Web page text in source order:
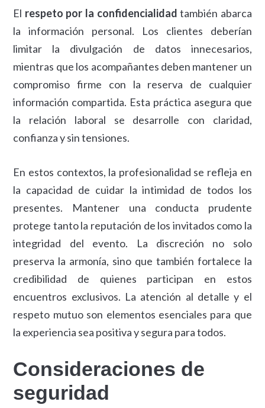
El respeto por la confidencialidad también abarca
la información personal. Los clientes deberían
limitar la divulgación de datos innecesarios,
mientras que los acompañantes deben mantener un
compromiso firme con la reserva de cualquier
información compartida. Esta práctica asegura que
la relación laboral se desarrolle con claridad,
confianza y sin tensiones.
En estos contextos, la profesionalidad se refleja en
la capacidad de cuidar la intimidad de todos los
presentes. Mantener una conducta prudente
protege tanto la reputación de los invitados como la
integridad del evento. La discreción no solo
preserva la armonía, sino que también fortalece la
credibilidad de quienes participan en estos
encuentros exclusivos. La atención al detalle y el
respeto mutuo son elementos esenciales para que
la experiencia sea positiva y segura para todos.
Consideraciones de
seguridad